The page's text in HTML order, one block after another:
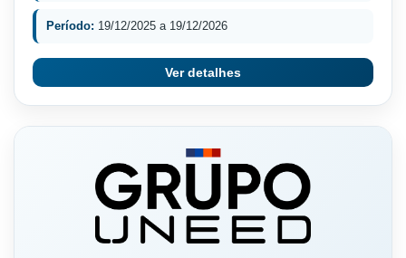
Período: 19/12/2025 a 19/12/2026
Ver detalhes